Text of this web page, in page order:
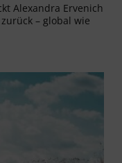
Alexandra Ervenich
– global wie